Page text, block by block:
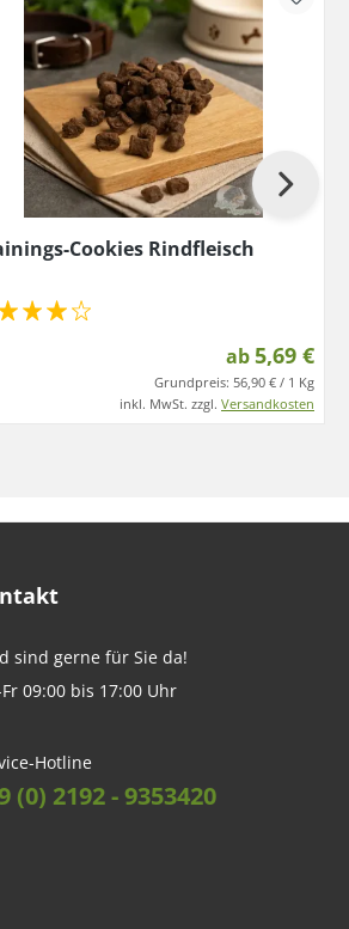
Cookies Rindfleisch
ab5,69 €
Grundpreis: 56,90 € / 1 Kg
inkl. MwSt. zzgl. Versandkosten
sind gerne für Sie da!
09:00 bis 17:00 Uhr
Hotline
(0) 2192 - 9353420